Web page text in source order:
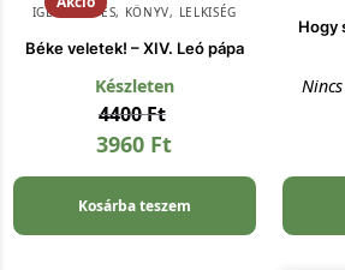
IGEHIRDETÉS, KÖNYV, LELKISÉG
Béke veletek! – XIV. Leó pápa
Készleten
4400Ft
3960 Ft
Kosárba teszem
Hogy